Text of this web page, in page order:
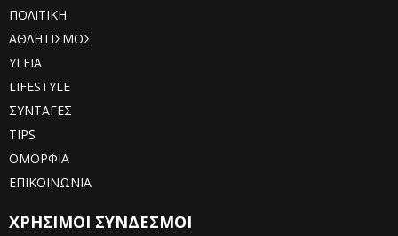
ΠΟΛΙΤΙΚΗ
ΑΘΛΗΤΙΣΜΟΣ
ΥΓΕΙΑ
LIFESTYLE
ΣΥΝΤΑΓΕΣ
TIPS
ΟΜΟΡΦΙΑ
ΕΠΙΚΟΙΝΩΝΙΑ
ΧΡΗΣΙΜΟΙ ΣΥΝΔΕΣΜΟΙ